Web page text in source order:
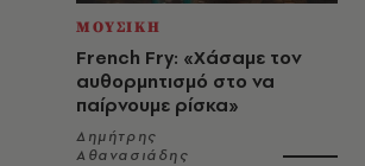
ΜΟΥΣΙΚΗ
French Fry: «Χάσαμε τον
αυθορμητισμό στο να
παίρνουμε ρίσκα»
Δημήτρης
Αθανασιάδης